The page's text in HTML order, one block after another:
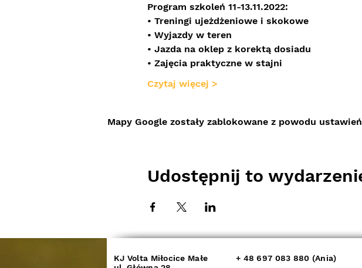
Program szkoleń 11-13.11.2022:
• Treningi ujeżdżeniowe i skokowe
• Wyjazdy w teren
• Jazda na oklep z korektą dosiadu
• Zajęcia praktyczne w stajni
Czytaj więcej >
Mapy Google zostały zablokowane z powodu
Udostępnij to
KJ Volta Miłocice Małe
+ 48 697 083 880 (Ania)